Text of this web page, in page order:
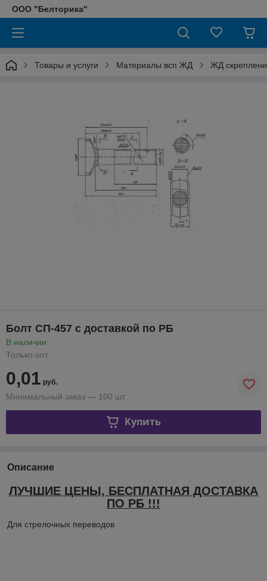
ООО "Белторика"
Товары и услуги Материалы всп ЖД ЖД
Болт СП-457 с доставкой по РБ
В наличии
Только опт
0,01 руб.
Минимальный заказ — 100 шт.
Купить
Описание
ЛУЧШИЕ ЦЕНЫ, БЕСПЛАТНАЯ ДОСТАВКА
ПО РБ !!!
Для стрелочных переводов